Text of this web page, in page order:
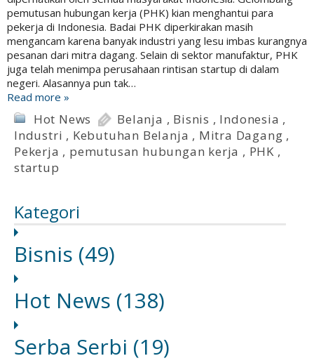
pemutusan hubungan kerja (PHK) kian menghantui para
pekerja di Indonesia. Badai PHK diperkirakan masih
mengancam karena banyak industri yang lesu imbas kurangnya
pesanan dari mitra dagang. Selain di sektor manufaktur, PHK
juga telah menimpa perusahaan rintisan startup di dalam
negeri. Alasannya pun tak…
Read more »
Hot News Belanja , Bisnis , Indonesia ,
Industri , Kebutuhan Belanja , Mitra Dagang ,
Pekerja , pemutusan hubungan kerja , PHK ,
startup
Kategori
Bisnis (49)
Hot News (138)
Serba Serbi (19)